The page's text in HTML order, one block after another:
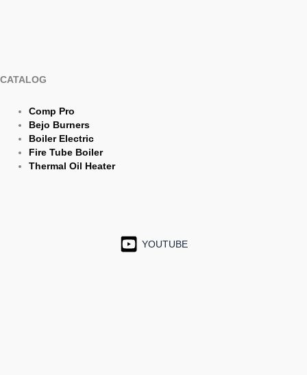
CATALOG
Comp Pro
Bejo Burners
Boiler Electric
Fire Tube Boiler
Thermal Oil Heater
YOUTUBE